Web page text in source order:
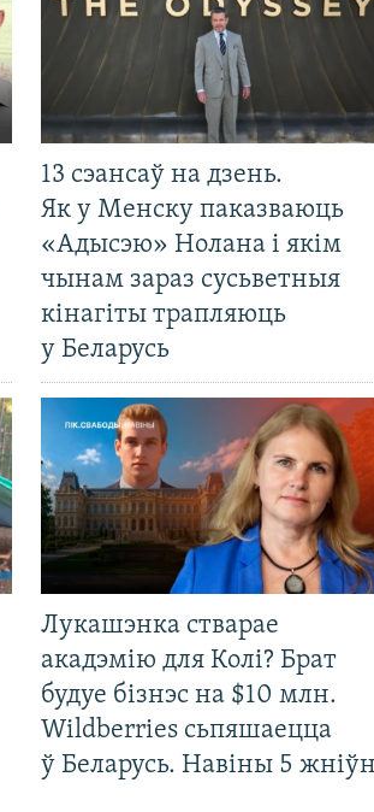
13 сэансаў на дзень.
Як у Менску паказваюць
«Адысэю» Нолана і якім
чынам зараз сусьветныя
кінагіты трапляюць
у Беларусь
Лукашэнка стварае
акадэмію для Колі? Брат
будуе бізнэс на $10 млн.
Wildberries сьпяшаецца
ў Беларусь. Навіны 5